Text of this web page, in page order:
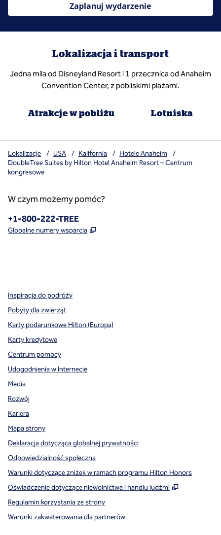
Zaplanuj wydarzenie
Lokalizacja i transport
Jedna mila od Disneyland Resort i 1 przecznica od Anaheim
Convention Center, z pobliskimi plażami.
Atrakcje w pobliżu Lotniska
Lokalizacje / USA / Kalifornia / Hotele Anaheim
/
DoubleTree Suites by Hilton Hotel Anaheim Resort – Centrum
kongresowe
W czym możemy pomóc?
Telefon:
+1-800-222-TREE
Globalne numery wsparcia ,
Inspiracja do podróży
Pobyty dla zwierząt
Karty podarunkowe Hilton (Europa)
Karty kredytowe
Centrum pomocy
Udogodnienia w Internecie
Media
Rozwój
Kariera
Mapa strony
Deklaracja dotycząca globalnej prywatności
Odpowiedzialność społeczna
Warunki dotyczące zniżek w ramach programu Hilton Honors
Oświadczenie dotyczące niewolnictwa i handlu ludźmi
,
Regulamin korzystania ze strony
Warunki zakwaterowania dla partnerów